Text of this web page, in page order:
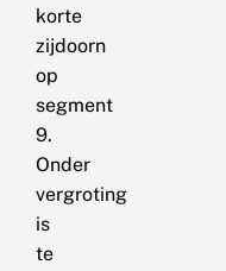
korte
zijdoorn
op
segment
9.
Onder
vergroting
is
te